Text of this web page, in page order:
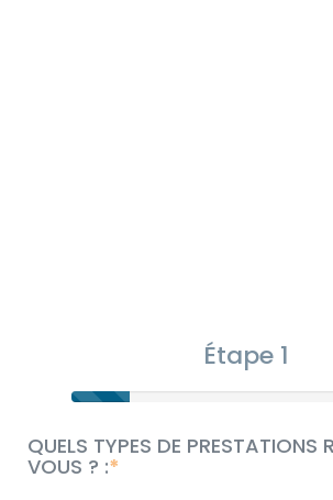
Étape 1
QUELS TYPES DE PRESTATIONS
VOUS ? :